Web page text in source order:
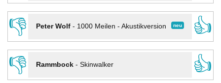
👎
neu
Peter Wolf- 1000 Meilen - Akustikversion
👍
👎
Rammbock- Skinwalker
👍